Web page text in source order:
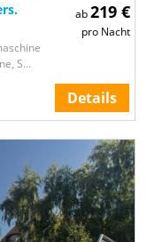
ab219 €
pro Nacht
S...
Details